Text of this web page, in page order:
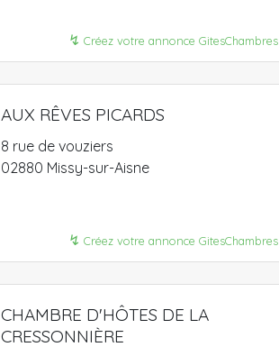
↯ Créez votre annonce GitesChambres
AUX RÊVES PICARDS
8 rue de vouziers
02880 Missy-sur-Aisne
↯ Créez votre annonce GitesChambres
CHAMBRE D'HÔTES DE LA
CRESSONNIÈRE